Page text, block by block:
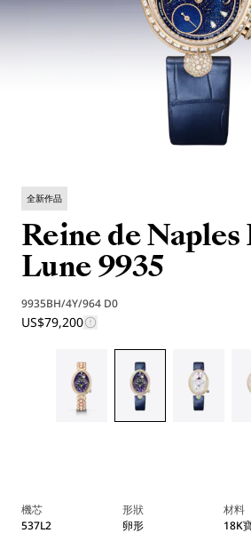
全新作品
Reine de Naples
Lune 9935
9935BH/4Y/964 D0
US$79,200
機芯
537L2
形狀
卵形
材料
18K